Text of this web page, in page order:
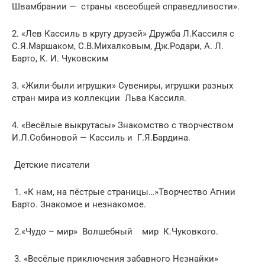
Швамбрании — страны «всеобщей справедливости».
2. «Лев Кассиль в кругу друзей» Дружба Л.Кассиля с
С.Я.Маршаком, С.В.Михалковым, Дж.Родари, А. Л.
Барто, К. И. Чуковским
3. «Жили-были игрушки» Сувениры, игрушки разных
стран мира из коллекции Льва Кассиля.
4. «Весёлые выкрутасы» Знакомство с творчеством
И.Л.Собиновой — Кассиль и Г.Я.Бардина.
Детские писатели
1. «К нам, на пёстрые страницы…»Творчество Агнии
Барто. Знакомое и незнакомое.
2.«Чудо – мир» Волшебный мир К.Чуковкого.
3. «Весёлые приключения забавного Незнайки»